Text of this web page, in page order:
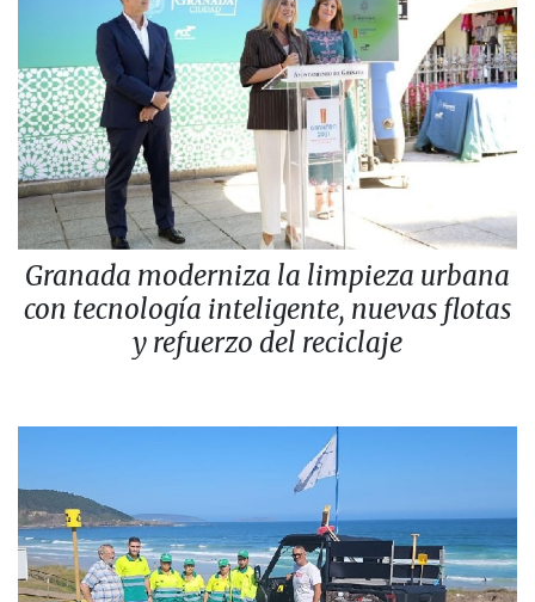
Granada moderniza la limpieza urbana
con tecnología inteligente, nuevas flotas
y refuerzo del reciclaje